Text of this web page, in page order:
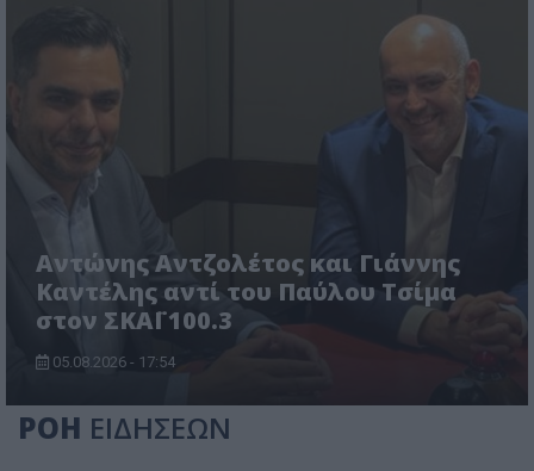
Αντώνης Αντζολέτος και Γιάννης
Καντέλης αντί του Παύλου Τσίμα
στον ΣΚΑΪ 100.3
05.08.2026 - 17:54
ΡΟΗ ΕΙΔΗΣΕΩΝ